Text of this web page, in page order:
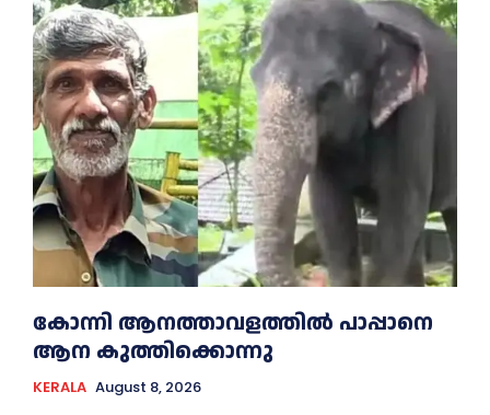
കോന്നി ആനത്താവളത്തില്‍ പാപ്പാനെ
ആന കുത്തിക്കൊന്നു
KERALA August 8, 2026